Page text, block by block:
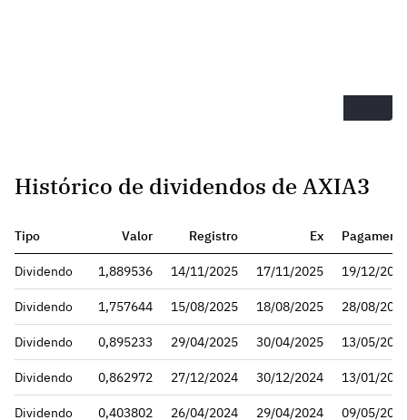
Histórico de dividendos de AXIA3
Tipo Valor Registro Ex
Dividendo 1,889536 14/11/2025 17/11/2025 19/12/
Dividendo 1,757644 15/08/2025 18/08/2025 28/08/
Dividendo 0,895233 29/04/2025 30/04/2025 13/05/
Dividendo 0,862972 27/12/2024 30/12/2024 13/01/
Dividendo 0,403802 26/04/2024 29/04/2024 09/05/